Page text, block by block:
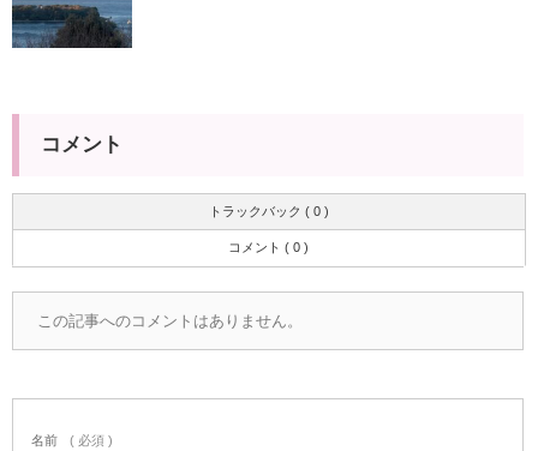
コメント
トラックバック ( 0 )
コメント ( 0 )
この記事へのコメントはありません。
名前 ( 必須 )